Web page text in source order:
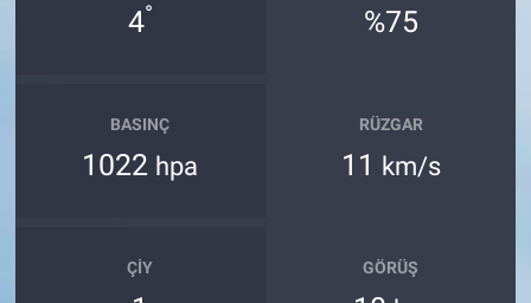
4° %75
BASINÇ
1022 hpa
RÜZGAR
11 km/s
ÇIY GÖRÜŞ